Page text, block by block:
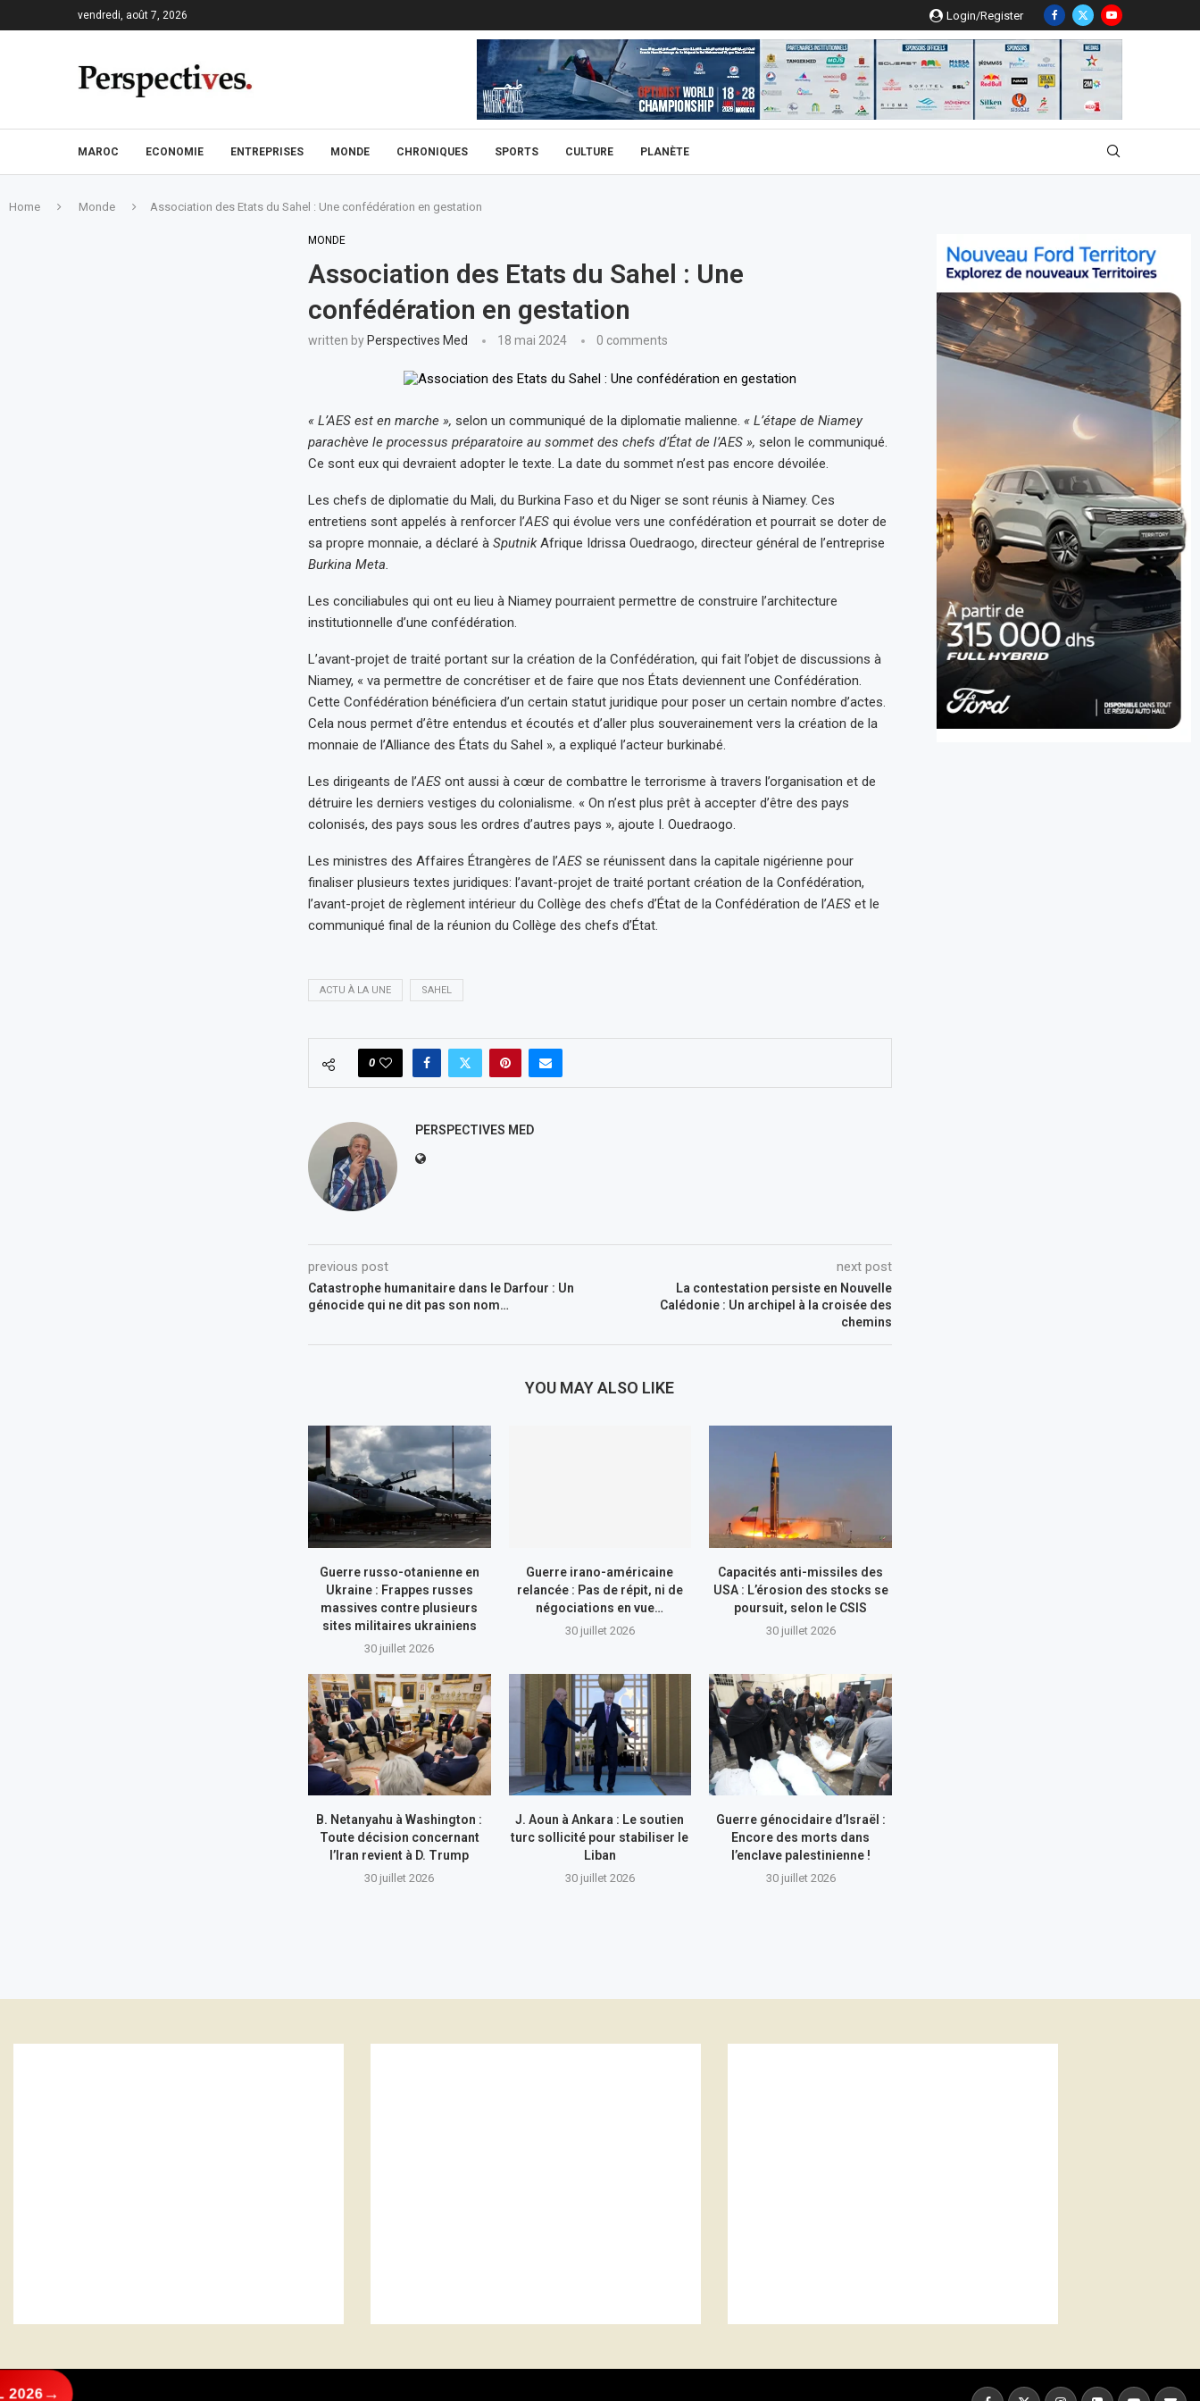
vendredi, août 7, 2026 Login/Register
MAROC ECONOMIE ENTREPRISES MONDE CHRONIQUES SPORTS CULTURE PLANÈTE
Home Monde Association des Etats du Sahel : Une confédération en gestation
MONDE
Association des Etats du Sahel : Une
confédération en gestation
written by Perspectives Med 18 mai 2024 0 comments
« L’AES est en marche », selon un communiqué de la diplomatie malienne. « L’étape de Niamey
parachève le processus préparatoire au sommet des chefs d’État de l’AES », selon le communiqué.
Ce sont eux qui devraient adopter le texte. La date du sommet n’est pas encore dévoilée.
Les chefs de diplomatie du Mali, du Burkina Faso et du Niger se sont réunis à Niamey. Ces
entretiens sont appelés à renforcer l’AES qui évolue vers une confédération et pourrait se doter de
sa propre monnaie, a déclaré à SputnikAfrique Idrissa Ouedraogo, directeur général de l’entreprise
Burkina Meta.
Les conciliabules qui ont eu lieu à Niamey pourraient permettre de construire l’architecture
institutionnelle d’une confédération.
L’avant-projet de traité portant sur la création de la Confédération, qui fait l’objet de discussions à
Niamey, « va permettre de concrétiser et de faire que nos États deviennent une Confédération.
Cette Confédération bénéficiera d’un certain statut juridique pour poser un certain nombre d’actes.
Cela nous permet d’être entendus et écoutés et d’aller plus souverainement vers la création de la
monnaie de l’Alliance des États du Sahel », a expliqué l’acteur burkinabé.
Les dirigeants de l’AESont aussi à cœur de combattre le terrorisme à travers l’organisation et de
détruire les derniers vestiges du colonialisme. « On n’est plus prêt à accepter d’être des pays
colonisés, des pays sous les ordres d’autres pays », ajoute I. Ouedraogo.
Les ministres des Affaires Étrangères de l’AES se réunissent dans la capitale nigérienne pour
finaliser plusieurs textes juridiques: l’avant-projet de traité portant création de la Confédération,
l’avant-projet de règlement intérieur du Collège des chefs d’État de la Confédération de l’AESet le
communiqué final de la réunion du Collège des chefs d’État.
ACTU À LA UNE SAHEL
0
PERSPECTIVES MED
previous post
Catastrophe humanitaire dans le Darfour : Un
génocide qui ne dit pas son nom…
next post
La contestation persiste en Nouvelle
Calédonie : Un archipel à la croisée des
chemins
YOU MAY ALSO LIKE
Guerre russo-otanienne en
Ukraine : Frappes russes
massives contre plusieurs
sites militaires ukrainiens
30 juillet 2026
Guerre irano-américaine
relancée : Pas de répit, ni de
négociations en vue…
30 juillet 2026
Capacités anti-missiles des
USA : L’érosion des stocks se
poursuit, selon le CSIS
30 juillet 2026
B. Netanyahu à Washington :
Toute décision concernant
l’Iran revient à D. Trump
30 juillet 2026
J. Aoun à Ankara : Le soutien
turc sollicité pour stabiliser le
Liban
30 juillet 2026
Guerre génocidaire d’Israël :
Encore des morts dans
l’enclave palestinienne !
30 juillet 2026
2026 →